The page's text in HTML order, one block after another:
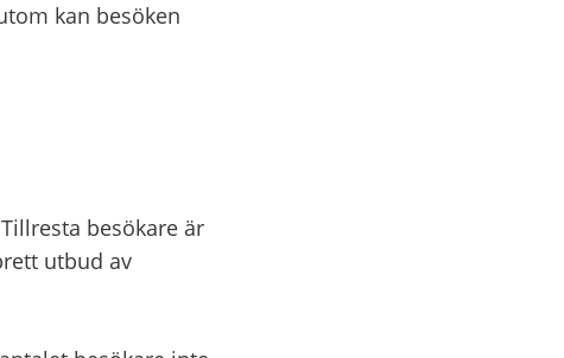
kan besöken
till annan webbplats.
besökare är
utbud av